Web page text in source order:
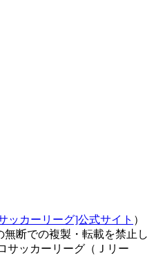
ッカーリーグ]公式サイト ）
断での複製・転載を禁止し
サッカーリーグ（Ｊリー